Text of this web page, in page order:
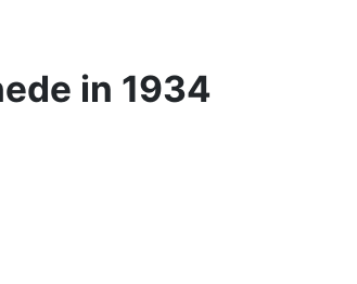
in 1934